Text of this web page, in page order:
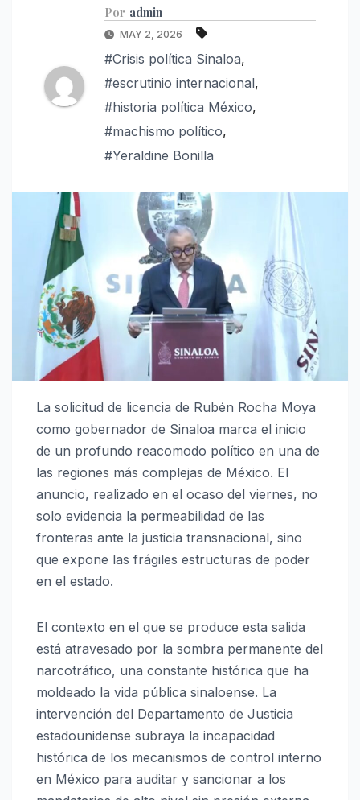
Por admin
MAY 2, 2026
#Crisis política Sinaloa,
#escrutinio internacional,
#historia política México,
#machismo político,
#Yeraldine Bonilla
La solicitud de licencia de Rubén Rocha Moya
como gobernador de Sinaloa marca el inicio
de un profundo reacomodo político en una de
las regiones más complejas de México. El
anuncio, realizado en el ocaso del viernes, no
solo evidencia la permeabilidad de las
fronteras ante la justicia transnacional, sino
que expone las frágiles estructuras de poder
en el estado.
El contexto en el que se produce esta salida
está atravesado por la sombra permanente del
narcotráfico, una constante histórica que ha
moldeado la vida pública sinaloense. La
intervención del Departamento de Justicia
estadounidense subraya la incapacidad
histórica de los mecanismos de control interno
en México para auditar y sancionar a los